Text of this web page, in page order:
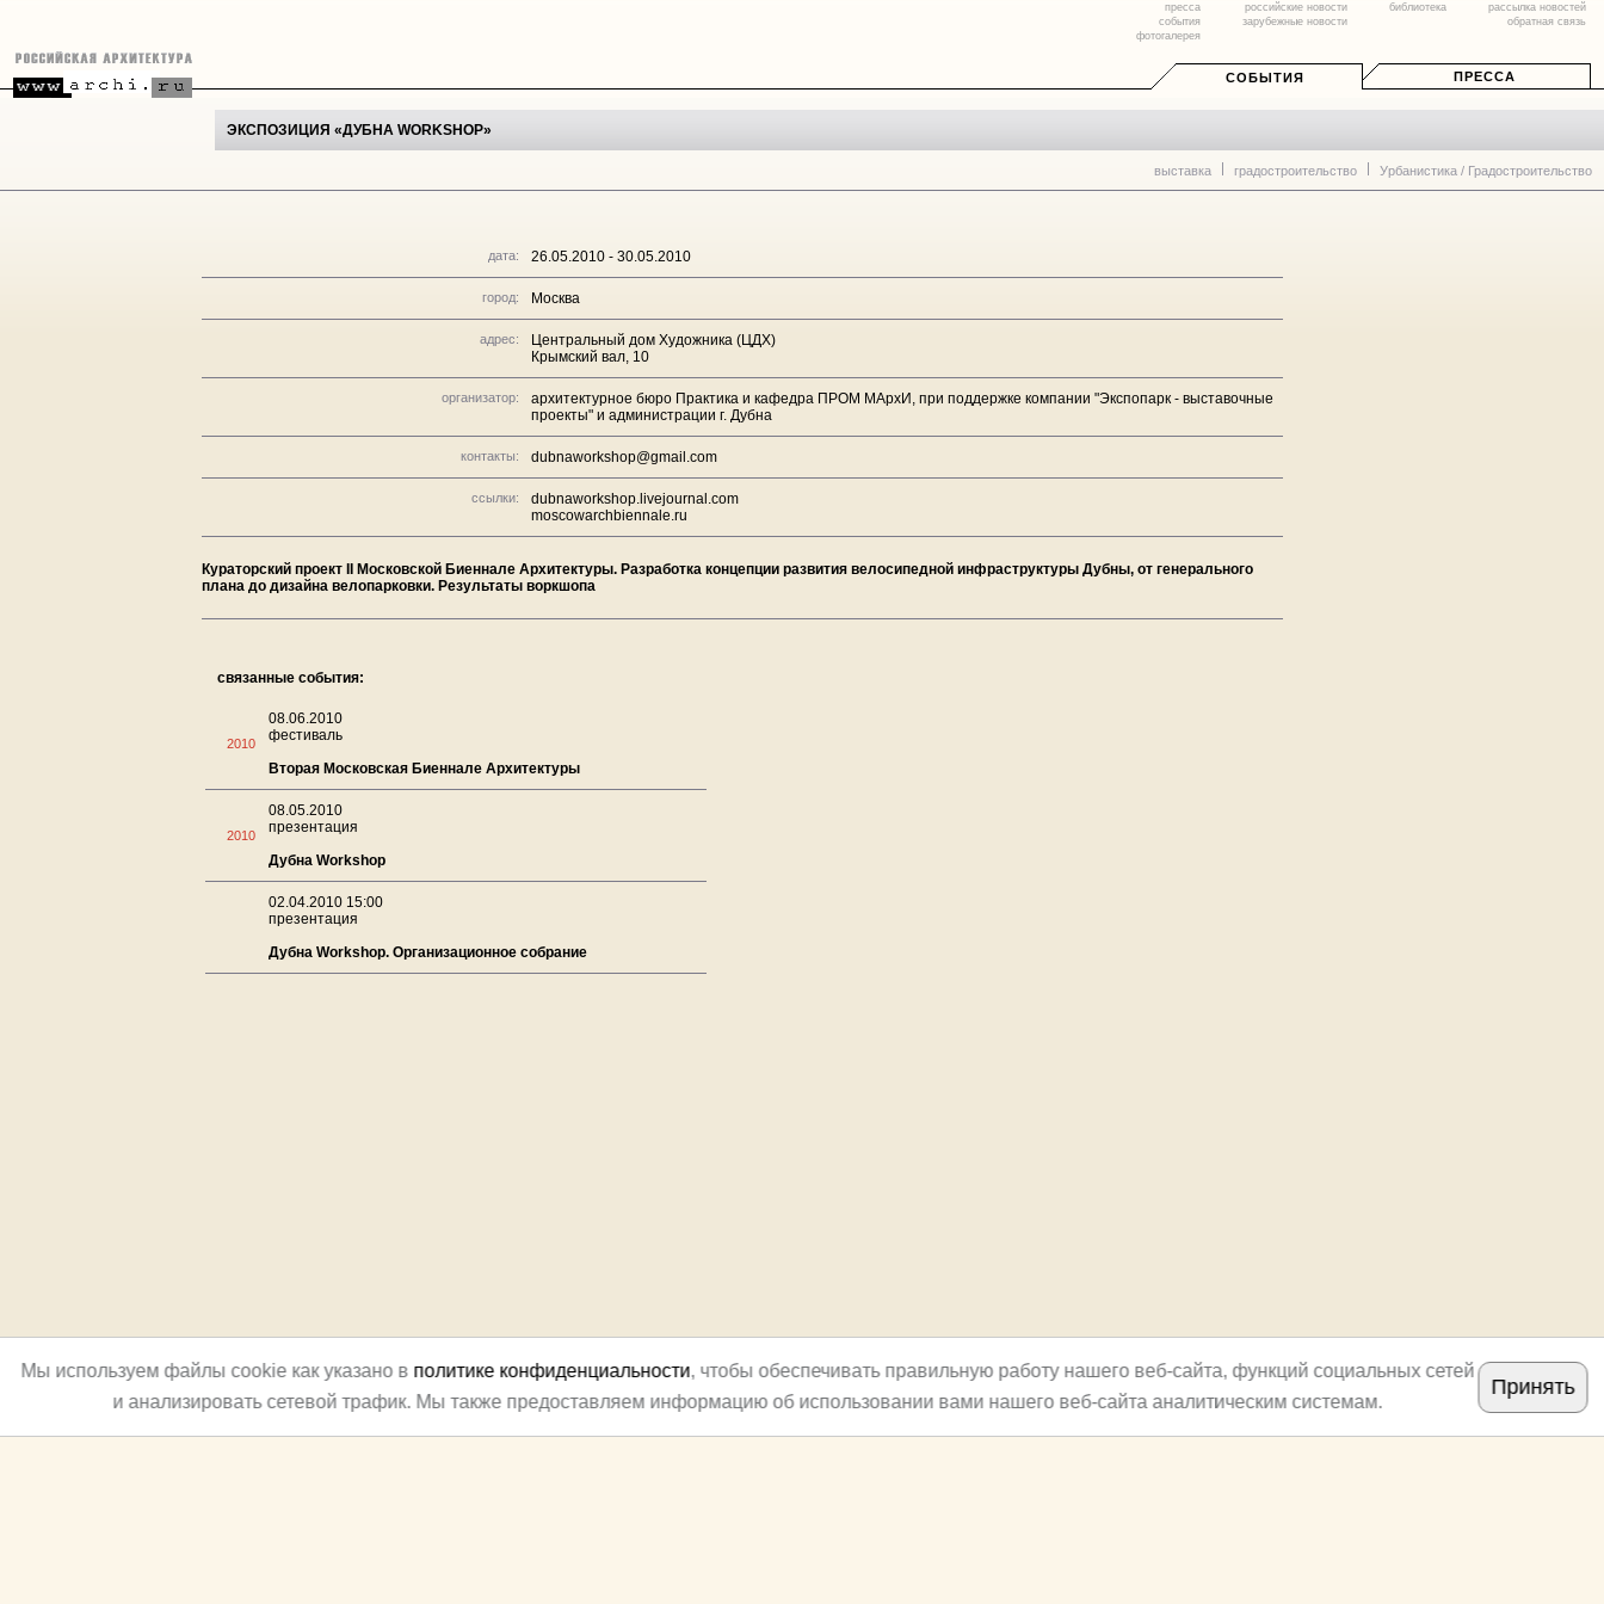
пресса
события
фотогалерея
российские новости
зарубежные новости
библиотека
рассылка новостей
обратная связь
СОБЫТИЯ ПРЕССА
ЭКСПОЗИЦИЯ «ДУБНА WORKSHOP»
выставка градостроительство Урбанистика / Градостроительство
дата: 26.05.2010 - 30.05.2010
город: Москва
адрес:
Центральный дом Художника (ЦДХ)
Крымский вал, 10
организатор:
архитектурное бюро Практика и кафедра ПРОМ МАрхИ, при поддержке компании "Экспопарк - выставочные
проекты" и администрации г. Дубна
контакты: dubnaworkshop@gmail.com
ссылки:
dubnaworkshop.livejournal.com
moscowarchbiennale.ru
Кураторский проект II Московской Биеннале Архитектуры. Разработка концепции развития велосипедной инфраструктуры Дубны, от генерального
плана до дизайна велопарковки. Результаты воркшопа
связанные события:
2010
08.06.2010
фестиваль
Вторая Московская Биеннале Архитектуры
2010
08.05.2010
презентация
Дубна Workshop
02.04.2010 15:00
презентация
Дубна Workshop. Организационное собрание
Мы используем файлы cookie как указано в политике конфиденциальности, чтобы обеспечивать правильную работу нашего веб-сайта, функций социальных сетей
и анализировать сетевой трафик. Мы также предоставляем информацию об использовании вами нашего веб-сайта аналитическим системам.
Принять